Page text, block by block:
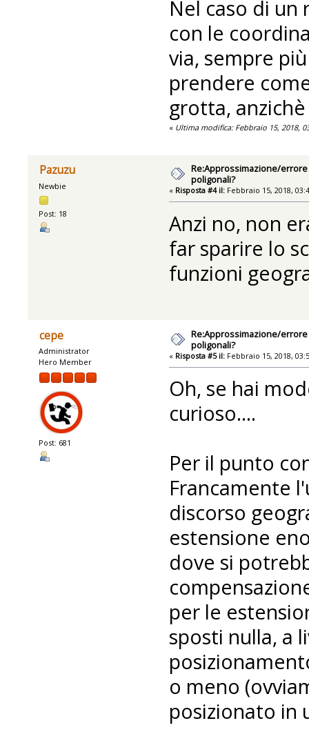
Nel caso di un
con le
via, sempre
prendere
grotta,
« Ultima modifica: Febbraio 15, 2018,
Pazuzu
Newbie
Post: 18
Re:Approssimazione/
poligonali?
« Risposta #4 il:Febbraio 15, 2018,
Anzi no, non
far sparire lo
funzioni
cepe
Administrator
Hero Member
Post: 681
Re:Approssimazione/
poligonali?
« Risposta #5 il:Febbraio 15, 2018,
Oh, se hai
curioso....
Per il punto
Francamente
discorso
estensione
dove si
per le
sposti nulla, a
o meno
posizionato